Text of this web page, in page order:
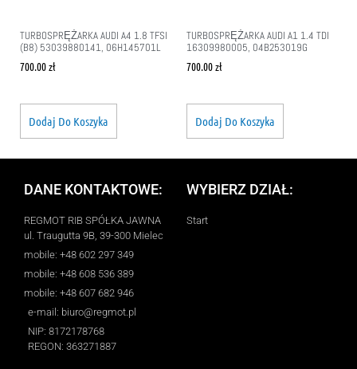
TURBOSPRĘŻARKA AUDI A4 1.8 TFSI
(B8) 53039880141, 06H145701L
700.00zł
Dodaj Do Koszyka
TURBOSPRĘŻARKA AUDI A1 1.4 TDI
16309980005, 04B253019G
700.00zł
Dodaj Do Koszyka
DANE KONTAKTOWE:
REGMOT RIB SPÓŁKA JAWNA
ul. Traugutta 9B, 39-300 Mielec
mobile: +48 602 297 349
mobile: +48 608 536 389
mobile: +48 607 682 946
e-mail: biuro@regmot.pl
NIP: 8172178768
REGON: 363271887
WYBIERZ DZIAŁ:
Start